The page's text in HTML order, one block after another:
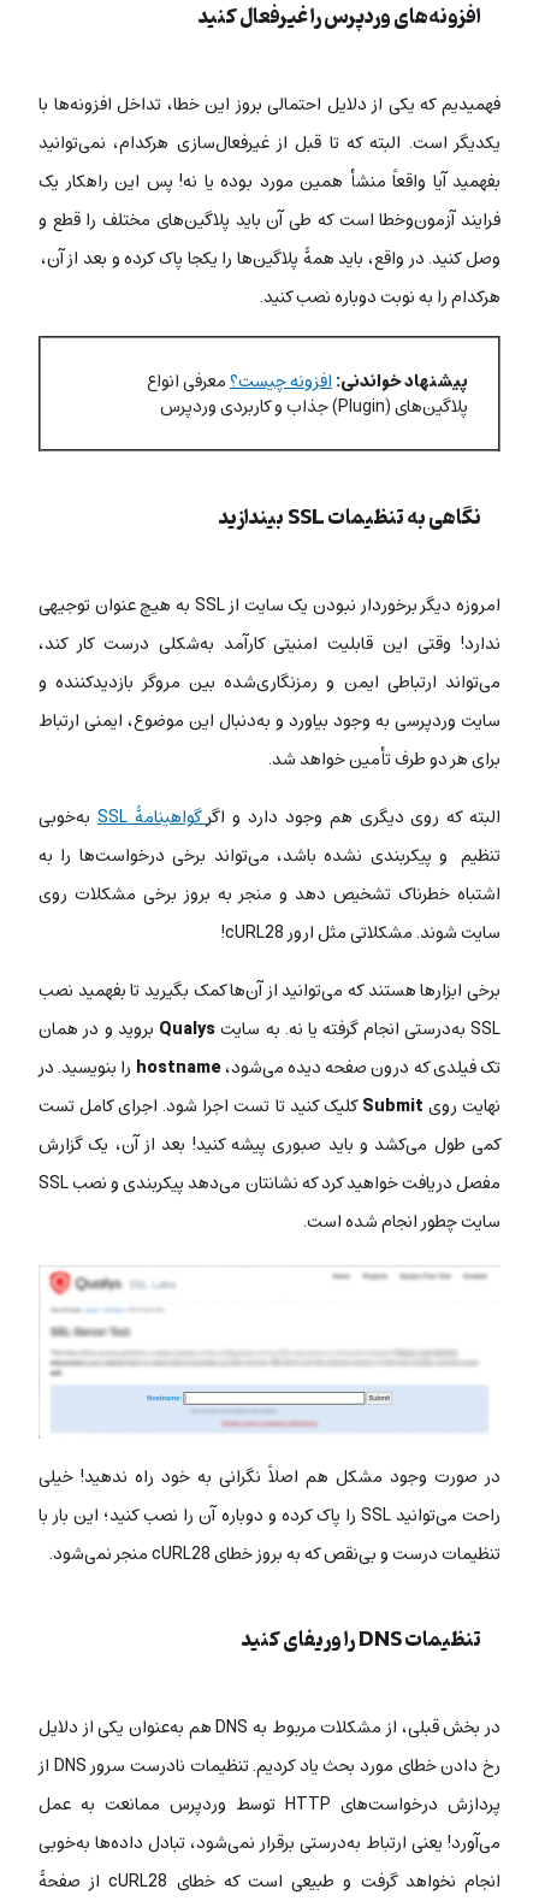
افزونه‌های وردپرس را غیرفعال کنید
فهمیدیم که یکی از دلایل احتمالی بروز این خطا، تداخل افزونه‌ها با
یکدیگر است. البته که تا قبل از غیرفعال‌سازی هرکدام، نمی‌توانید
بفهمید آیا واقعاً منشأ همین مورد بوده یا نه! پس این راهکار یک
فرایند آزمون‌وخطا است که طی آن باید پلاگین‌های مختلف را قطع و
وصل کنید. در واقع، باید همۀ پلاگین‌ها را یکجا پاک کرده و بعد از آن،
هرکدام را به‌ نوبت دوباره نصب کنید.
پیشنهاد خواندنی:افزونه چیست؟معرفی انواع
پلاگین‌های (Plugin) جذاب و کاربردی وردپرس
نگاهی به تنظیمات SSL بیندازید
امروزه دیگر برخوردار نبودن یک سایت از SSL به هیچ عنوان توجیهی
ندارد! وقتی این قابلیت امنیتی کارآمد به‌شکلی درست کار کند،
می‌تواند ارتباطی ایمن و رمزنگاری‌شده بین مروگر بازدیدکننده و
سایت وردپرسی به وجود بیاورد و به‌دنبال این موضوع، ایمنی ارتباط
برای هر دو طرف تأمین خواهد شد.
البته که روی دیگری هم وجود دارد و اگرگواهینامۀ SSL
به‌خوبی
تنظیم و پیکربندی نشده باشد، می‌تواند برخی درخواست‌ها را به
اشتباه خطرناک تشخیص دهد و منجر به بروز برخی مشکلات روی
سایت شوند. مشکلاتی مثل ارور cURL28!
برخی ابزارها هستند که می‌توانید از آن‌ها کمک بگیرید تا بفهمید نصب
SSL به‌درستی انجام گرفته یا نه. به سایت
Qualys بروید و در همان
تک فیلدی که درون صفحه دیده می‌شود،hostname را بنویسید. در
نهایت رویSubmitکلیک کنید تا تست اجرا شود. اجرای کامل تست
کمی طول می‌کشد و باید صبوری پیشه کنید! بعد از آن، یک گزارش
مفصل دریافت خواهید کرد که نشانتان می‌دهد پیکربندی و نصب SSL
سایت چطور انجام شده است.
در صورت وجود مشکل هم اصلاً نگرانی به خود راه ندهید! خیلی
راحت می‌توانید SSL را پاک کرده و دوباره آن را نصب کنید؛ این بار با
تنظیمات درست و بی‌نقص که به بروز خطای cURL28 منجر نمی‌شود.
تنظیمات DNS را وریفای کنید
در بخش قبلی، از مشکلات مربوط به DNS هم به‌عنوان یکی از دلایل
رخ دادن خطای مورد بحث یاد کردیم. تنظیمات نادرست سرور DNS از
پردازش درخواست‌های HTTP توسط وردپرس ممانعت به عمل
می‌آورد! یعنی ارتباط به‌‌درستی برقرار نمی‌شود، تبادل داده‌ها به‌خوبی
انجام نخواهد گرفت و طبیعی است که خطای cURL28 از صفحۀ